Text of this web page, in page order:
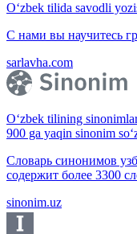
O‘zbek tilida savodli
С нами вы научитесь
sarlavha.com
O‘zbek tilining
900 ga yaqin sinonim
Словарь синонимов
содержит более 3300
sinonim.uz